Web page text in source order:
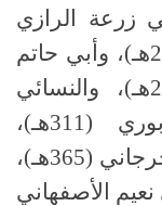
(261هـ)، وأبي زرعة الرازي
(264هـ)، وابن ماجه القزويني (273هـ)، وأبي حاتم
الرازي (277هـ)، والترمذي (279هـ)، والنسائي
(303هـ)، وابن خزيمة النيسابوري (311هـ)،
والطبراني (360هـ)، وابن عدي الجرجاني (365هـ)،
(405هـ)، وأبي نعيم الأصفهاني